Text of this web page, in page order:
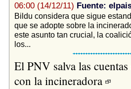
06:00 (14/12/11) Fuente:
Bildu considera que sigue
que se adopte sobre la
este asunto tan crucial, la
los...
El PNV salva las
con la incineradora